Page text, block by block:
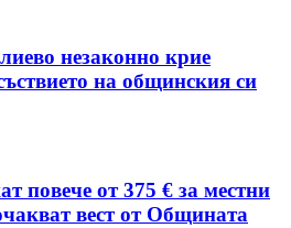
незаконно крие
на общинския си
повече от 375 € за местни
вест от Общината